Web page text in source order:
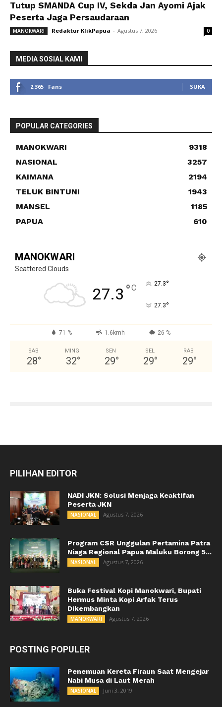
Tutup SMANDA Cup IV, Sekda Jan Ayomi Ajak
Peserta Jaga Persaudaraan
MANOKWARI Redaktur KlikPapua - Agustus 7, 2026 0
MEDIA SOSIAL KAMI
2,365 Fans SUKA
POPULAR CATEGORIES
MANOKWARI
9318
NASIONAL
3257
KAIMANA
2194
TELUK BINTUNI
1943
MANSEL
1185
PAPUA
610
MANOKWARI
Scattered Clouds
27.3 °C 27.3°
27.3°
71 % 1.6kmh 26 %
SAB
28°
MING
32°
SEN
29°
SEL
29°
RAB
29°
PILIHAN EDITOR
NADI JKN: Solusi Menjaga Keaktifan
Peserta JKN
NASIONAL Agustus 7, 2026
Program CSR Unggulan Pertamina Patra
Niaga Regional Papua Maluku Borong 5...
NASIONAL Agustus 7, 2026
Buka Festival Kopi Manokwari, Bupati
Hermus Minta Kopi Arfak Terus
Dikembangkan
MANOKWARI Agustus 7, 2026
POSTING POPULER
Penemuan Kereta Firaun Saat Mengejar
Nabi Musa di Laut Merah
NASIONAL Juni 3, 2019